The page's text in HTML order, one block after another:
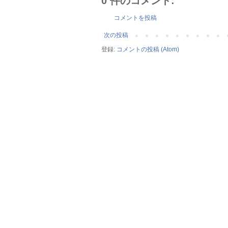
コメントを投稿
次の投稿
登録: コメントの投稿 (Atom)